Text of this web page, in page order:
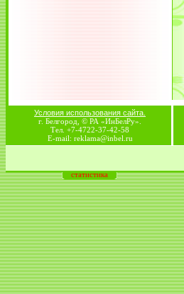
Условия использования сайта.
г. Белгород, © РА «ИнБелРу».
Тел. +7-4722-37-42-58
E-mail: reklama@inbel.ru
статистика